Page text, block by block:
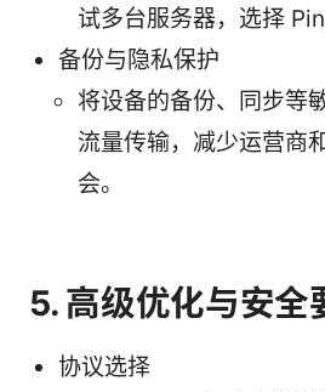
试多台服务器，选择
备份与隐私保护
将设备的备份、同步等
流量传输，减少运营商
会。
5. 高级优化与安全
协议选择